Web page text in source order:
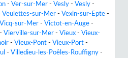
- Ver-sur-Mer - Vesly - Vesly -
Veulettes-sur-Mer - Vexin-sur-Epte -
Vicq-sur-Mer - Victot-en-Auge -
- Vierville-sur-Mer - Vieux - Vieux-
- Vieux-Pont - Vieux-Port -
- Villedieu-les-Poêles-Rouffigny -